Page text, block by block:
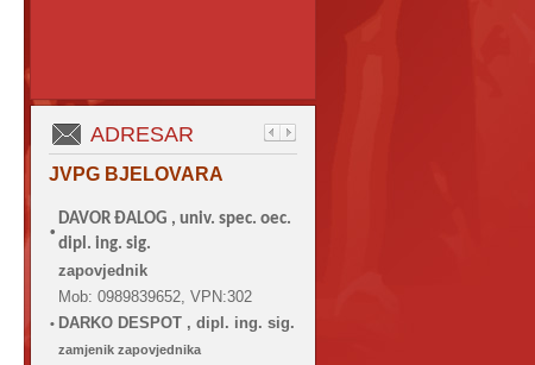
ADRESAR
JVPG BJELOVARA
•
DAVOR ĐALOG , univ. spec. oec.
dipl. ing. sig.
zapovjednik
Mob: 0989839652, VPN:302
• DARKO DESPOT , dipl. ing. sig.
zamjenik zapovjednika